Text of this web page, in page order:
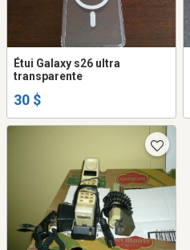
Étui Galaxy s26 ultra
transparente
30 $